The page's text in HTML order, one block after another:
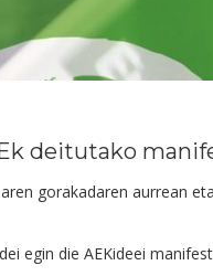
deitutako
gorakadaren aurrean
egin die AEKideei